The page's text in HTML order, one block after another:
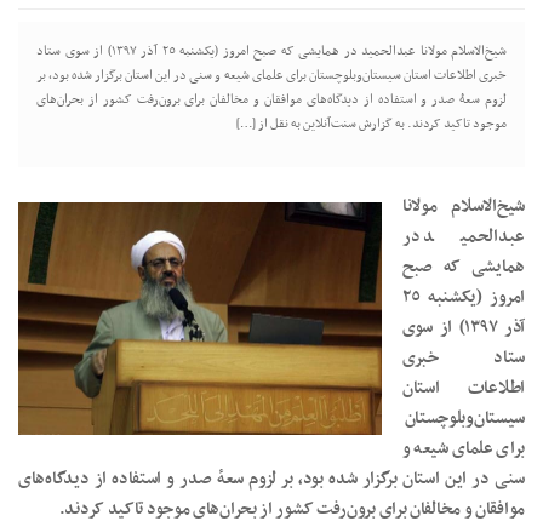
شیخ‌الاسلام مولانا عبدالحمید در همایشی که صبح امروز (یکشنبه ٢٥ آذر ١٣٩٧) از سوی ستاد
خبری اطلاعات استان سیستان‌وبلوچستان برای علمای شیعه و سنی در این استان برگزار شده بود، بر
لزوم سعۀ صدر و استفاده از دیدگاه‌های موافقان و مخالفان برای برون‌رفت کشور از بحران‌های
موجود تاکید کردند. به گزارش سنت‌آنلاین به نقل از […]
شیخ‌الاسلام مولانا
عبدالحمید در
همایشی که صبح
امروز (یکشنبه ٢٥
آذر ١٣٩٧) از سوی
ستاد خبری
اطلاعات استان
سیستان‌وبلوچستان
برای علمای شیعه و
سنی در این استان برگزار شده بود، بر لزوم سعۀ صدر و استفاده از دیدگاه‌های
موافقان و مخالفان برای برون‌رفت کشور از بحران‌های موجود تاکید کردند.